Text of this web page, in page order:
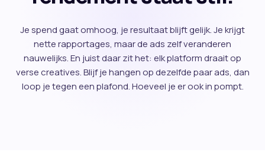
Je spend gaat omhoog, je resultaat blijft gelijk. Je krijgt
nette rapportages, maar de ads zelf veranderen
nauwelijks. En juist daar zit het: elk platform draait op
verse creatives. Blijf je hangen op dezelfde paar ads, dan
loop je tegen een plafond. Hoeveel je er ook in pompt.